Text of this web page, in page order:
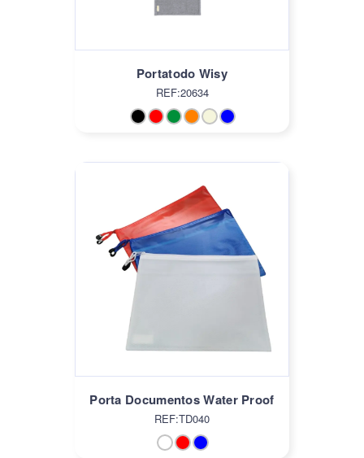
Portatodo Wisy
REF:20634
Porta Documentos Water Proof
REF:TD040